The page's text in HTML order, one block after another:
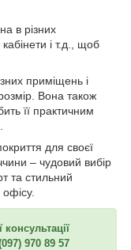
в різних
і т.д., щоб
приміщень і
Вона також
її практичним
для своєї
– чудовий вибір
та стильний
970 89 57